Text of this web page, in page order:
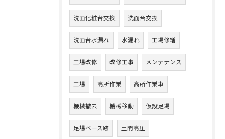
洗面化粧台交換 洗面台交換
洗面台水漏れ 水漏れ 工場修繕
工場改修 改修工事 メンテナンス
工場 高所作業 高所作業車
機械撤去 機械移動 仮設足場
足場ベース跡 土間高圧